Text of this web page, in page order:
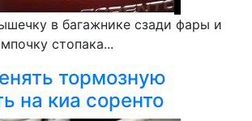
в багажнике сзади фары и
стопака...
тормозную
на киа соренто